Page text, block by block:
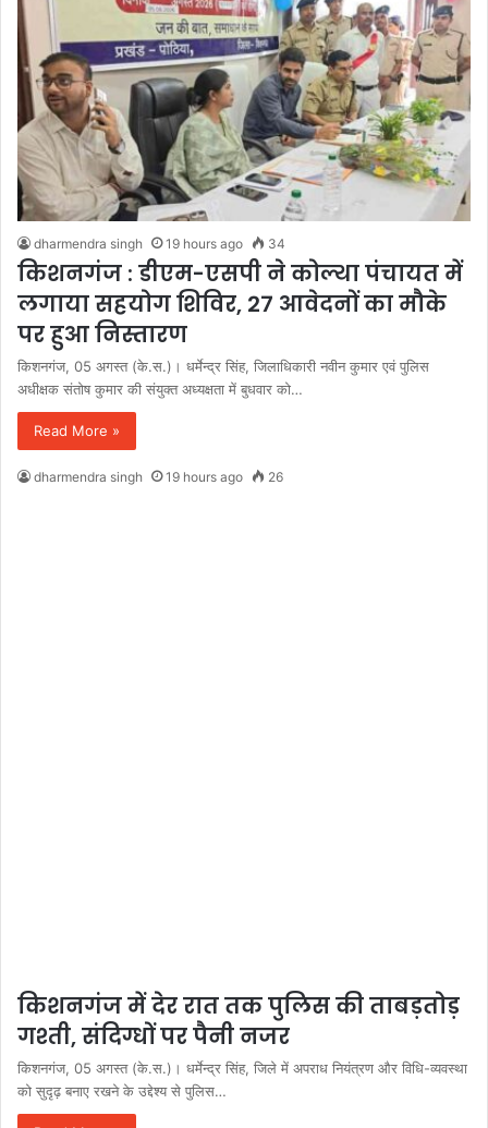
dharmendra singh 19 hours ago 34
किशनगंज : डीएम-एसपी ने कोल्था पंचायत में
लगाया सहयोग शिविर, 27 आवेदनों का मौके
पर हुआ निस्तारण
किशनगंज, 05 अगस्त (के.स.)। धर्मेन्द्र सिंह, जिलाधिकारी नवीन कुमार एवं पुलिस
अधीक्षक संतोष कुमार की संयुक्त अध्यक्षता में बुधवार को…
Read More »
dharmendra singh 19 hours ago 26
किशनगंज में देर रात तक पुलिस की ताबड़तोड़
गश्ती, संदिग्धों पर पैनी नजर
किशनगंज, 05 अगस्त (के.स.)। धर्मेन्द्र सिंह, जिले में अपराध नियंत्रण और विधि-व्यवस्था
को सुदृढ़ बनाए रखने के उद्देश्य से पुलिस…